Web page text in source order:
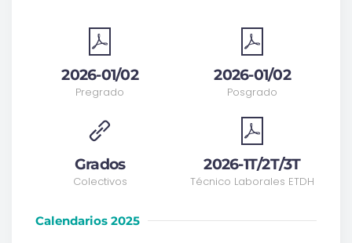
2026-01/02
Pregrado
Grados
Colectivos
2026-01/02
Posgrado
2026-1T/2T/3T
Técnico Laborales ETDH
Calendarios 2025